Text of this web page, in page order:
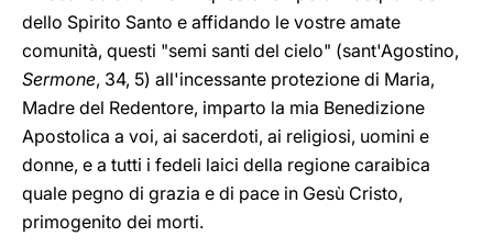
dello Spirito Santo e affidando le vostre amate
comunità, questi "semi santi del cielo" (sant'Agostino,
Sermone, 34, 5) all'incessante protezione di Maria,
Madre del Redentore, imparto la mia Benedizione
Apostolica a voi, ai sacerdoti, ai religiosi, uomini e
donne, e a tutti i fedeli laici della regione caraibica
quale pegno di grazia e di pace in Gesù Cristo,
primogenito dei morti.